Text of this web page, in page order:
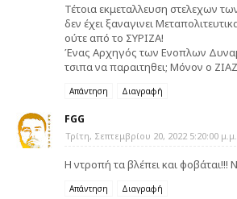
Τέτοια εκμεταλλευση στελεχων
δεν έχει ξαναγινει
ούτε από το ΣΥΡΙΖΑ!
Ένας Αρχηγός των Ενοπλων
τσιπα να παραιτηθει; Μόνον ο
Απάντηση Διαγραφή
FGG
Τρίτη, Σεπτεμβρίου 20, 2022 5:20:00 μ.μ.
Η ντροπή τα βλέπει και φοβάται!!!
Απάντηση Διαγραφή